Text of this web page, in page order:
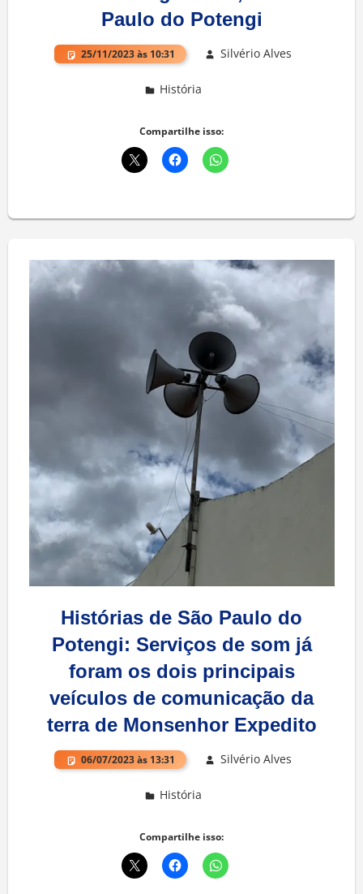
Paulo do Potengi
25/11/2023 às 10:31 Silvério Alves
História
Compartilhe isso:
Histórias de São Paulo do
Potengi: Serviços de som já
foram os dois principais
veículos de comunicação da
terra de Monsenhor Expedito
06/07/2023 às 13:31 Silvério Alves
História
Compartilhe isso: